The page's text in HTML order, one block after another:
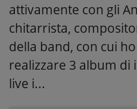
attivamente con gli
chitarrista,
della band, con cui
realizzare 3 album di
live i...